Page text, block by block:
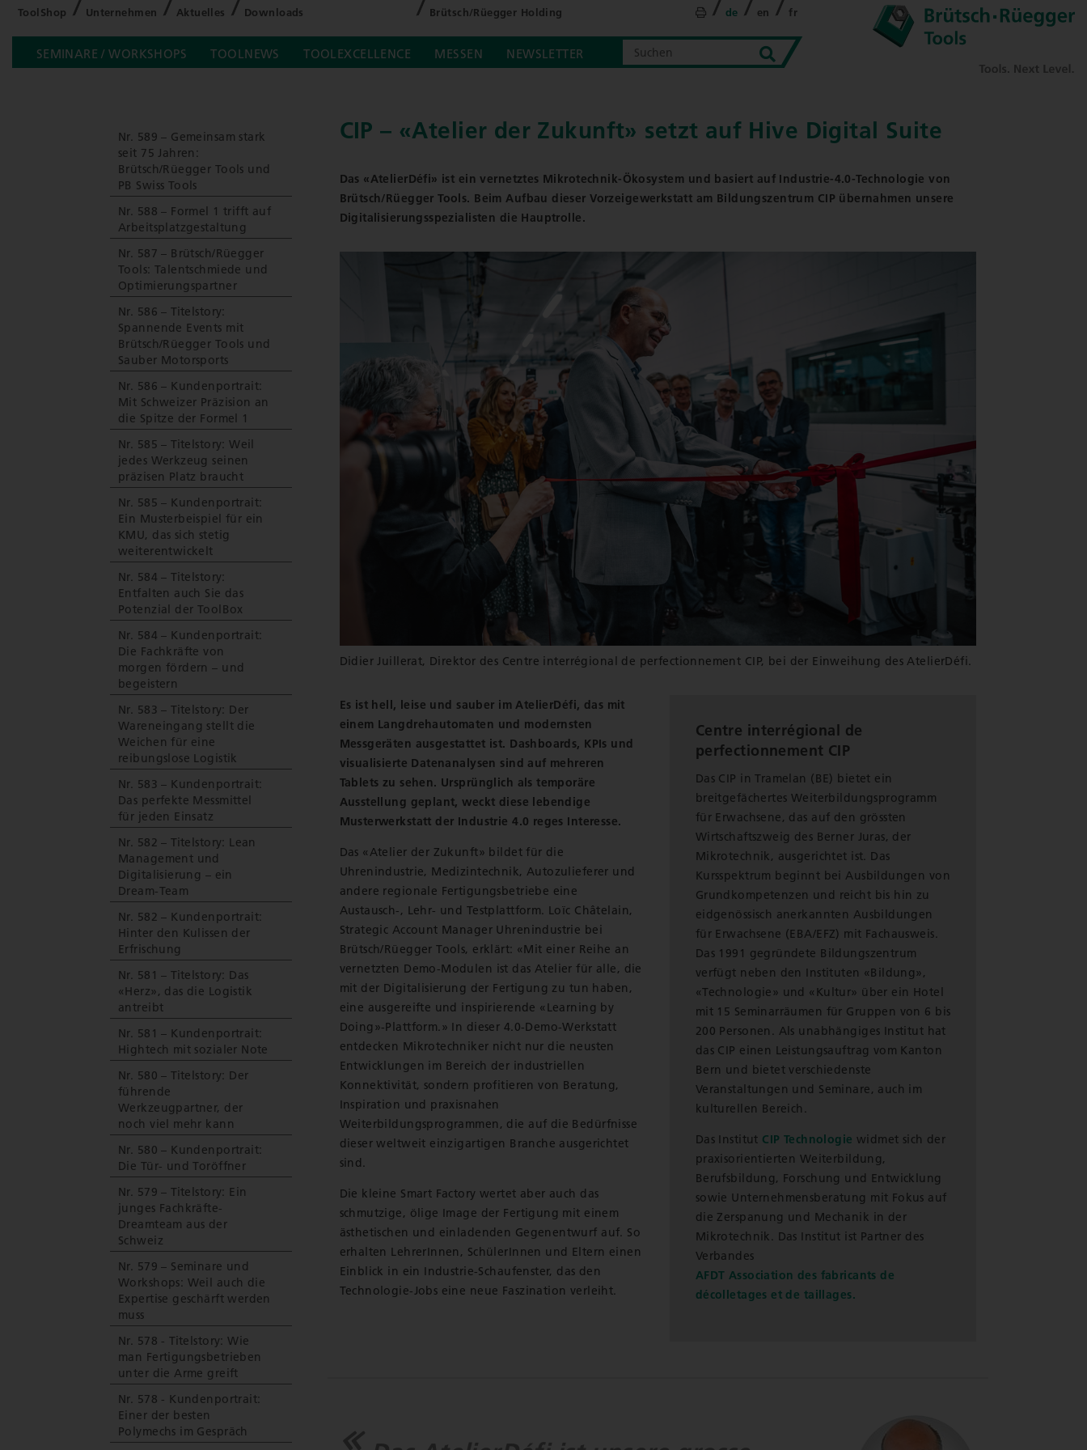
ToolShop Unternehmen Aktuelles Downloads Brütsch/Rüegger Holding de en fr
SEMINARE / WORKSHOPS TOOLNEWS TOOLEXCELLENCE MESSEN NEWSLETTER
Nr. 589 – Gemeinsam stark
seit 75 Jahren:
Brütsch/Rüegger Tools und
PB Swiss Tools
Nr. 588 – Formel 1 trifft auf
Arbeitsplatzgestaltung
Nr. 587 – Brütsch/Rüegger
Tools: Talentschmiede und
Optimierungspartner
Nr. 586 – Titelstory:
Spannende Events mit
Brütsch/Rüegger Tools und
Sauber Motorsports
Nr. 586 – Kundenportrait:
Mit Schweizer Präzision an
die Spitze der Formel 1
Nr. 585 – Titelstory: Weil
jedes Werkzeug seinen
präzisen Platz braucht
Nr. 585 – Kundenportrait:
Ein Musterbeispiel für ein
KMU, das sich stetig
weiterentwickelt
Nr. 584 – Titelstory:
Entfalten auch Sie das
Potenzial der ToolBox
Nr. 584 – Kundenportrait:
Die Fachkräfte von
morgen fördern – und
begeistern
Nr. 583 – Titelstory: Der
Wareneingang stellt die
Weichen für eine
reibungslose Logistik
Nr. 583 – Kundenportrait:
Das perfekte Messmittel
für jeden Einsatz
Nr. 582 – Titelstory: Lean
Management und
Digitalisierung – ein
Dream-Team
Nr. 582 – Kundenportrait:
Hinter den Kulissen der
Erfrischung
Nr. 581 – Titelstory: Das
«Herz», das die Logistik
antreibt
Nr. 581 – Kundenportrait:
Hightech mit sozialer Note
Nr. 580 – Titelstory: Der
führende
Werkzeugpartner, der
noch viel mehr kann
Nr. 580 – Kundenportrait:
Die Tür- und Toröffner
Nr. 579 – Titelstory: Ein
junges Fachkräfte-
Dreamteam aus der
Schweiz
Nr. 579 – Seminare und
Workshops: Weil auch die
Expertise geschärft werden
muss
Nr. 578 - Titelstory: Wie
man Fertigungsbetrieben
unter die Arme greift
Nr. 578 - Kundenportrait:
Einer der besten
Polymechs im Gespräch
CIP – «Atelier der Zukunft» setzt auf Hive Digital Suite
Das «AtelierDéfi» ist ein vernetztes Mikrotechnik-Ökosystem und basiert auf Industrie-4.0-Technologie von
Brütsch/Rüegger Tools. Beim Aufbau dieser Vorzeigewerkstatt am Bildungszentrum CIP übernahmen unsere
Digitalisierungsspezialisten die Hauptrolle.
Didier Juillerat, Direktor des Centre interrégional de perfectionnement CIP, bei der Einweihung des AtelierDéfi.
Es ist hell, leise und sauber im AtelierDéfi, das mit
einem Langdrehautomaten und modernsten
Messgeräten ausgestattet ist. Dashboards, KPIs und
visualisierte Datenanalysen sind auf mehreren
Tablets zu sehen. Ursprünglich als temporäre
Ausstellung geplant, weckt diese lebendige
Musterwerkstatt der Industrie 4.0 reges Interesse.
Das «Atelier der Zukunft» bildet für die
Uhrenindustrie, Medizintechnik, Autozulieferer und
andere regionale Fertigungsbetriebe eine
Austausch-, Lehr- und Testplattform. Loïc Châtelain,
Strategic Account Manager Uhrenindustrie bei
Brütsch/Rüegger Tools, erklärt: «Mit einer Reihe an
vernetzten Demo-Modulen ist das Atelier für alle, die
mit der Digitalisierung der Fertigung zu tun haben,
eine ausgereifte und inspirierende «Learning by
Doing»-Plattform.» In dieser 4.0-Demo-Werkstatt
entdecken Mikrotechniker nicht nur die neusten
Entwicklungen im Bereich der industriellen
Konnektivität, sondern profitieren von Beratung,
Inspiration und praxisnahen
Weiterbildungsprogrammen, die auf die Bedürfnisse
dieser weltweit einzigartigen Branche ausgerichtet
sind.
Die kleine Smart Factory wertet aber auch das
schmutzige, ölige Image der Fertigung mit einem
ästhetischen und einladenden Gegenentwurf auf. So
erhalten LehrerInnen, SchülerInnen und Eltern einen
Einblick in ein Industrie-Schaufenster, das den
Technologie-Jobs eine neue Faszination verleiht.
Centre interrégional de
perfectionnement CIP
Das CIP in Tramelan (BE) bietet ein
breitgefächertes Weiterbildungsprogramm
für Erwachsene, das auf den grössten
Wirtschaftszweig des Berner Juras, der
Mikrotechnik, ausgerichtet ist. Das
Kursspektrum beginnt bei Ausbildungen von
Grundkompetenzen und reicht bis hin zu
eidgenössisch anerkannten Ausbildungen
für Erwachsene (EBA/EFZ) mit Fachausweis.
Das 1991 gegründete Bildungszentrum
verfügt neben den Instituten «Bildung»,
«Technologie» und «Kultur» über ein Hotel
mit 15 Seminarräumen für Gruppen von 6 bis
200 Personen. Als unabhängiges Institut hat
das CIP einen Leistungsauftrag vom Kanton
Bern und bietet verschiedenste
Veranstaltungen und Seminare, auch im
kulturellen Bereich.
Das Institut CIP Technologie widmet sich der
praxisorientierten Weiterbildung,
Berufsbildung, Forschung und Entwicklung
sowie Unternehmensberatung mit Fokus auf
die Zerspanung und Mechanik in der
Mikrotechnik. Das Institut ist Partner des
Verbandes
AFDT Association des fabricants de
décolletages et de taillages.